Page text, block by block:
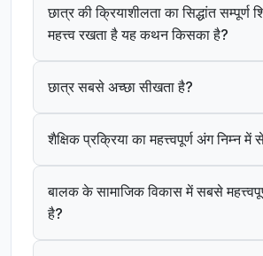
छात्र की क्रियाशीलता का सिद्धांत सम्पूर्ण
महत्त्व रखता है यह कथन किसका है?
छात्र सबसे अच्छा सीखता है?
शैक्षिक प्रक्रिया का महत्त्वपूर्ण अंग निम्न में
बालक के सामाजिक विकास में सबसे
है?